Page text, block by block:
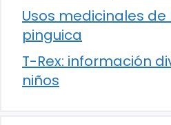
Usos medicinales
pinguica
T-Rex: información
niños